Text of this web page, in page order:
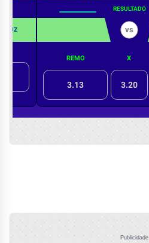
Publicidade